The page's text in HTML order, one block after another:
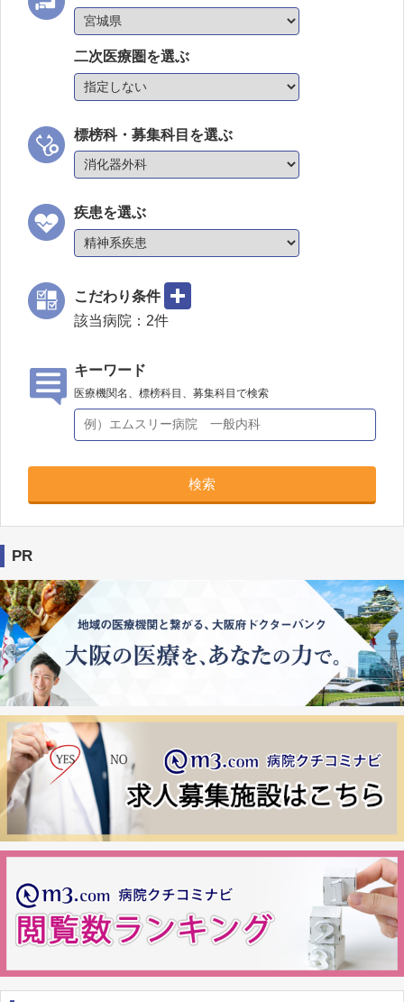
二次医療圏を選ぶ
標榜科・募集科目を選ぶ
疾患を選ぶ
こだわり条件
該当病院： 2件
キーワード
医療機関名、標榜科目、募集科目で検索
検索
PR